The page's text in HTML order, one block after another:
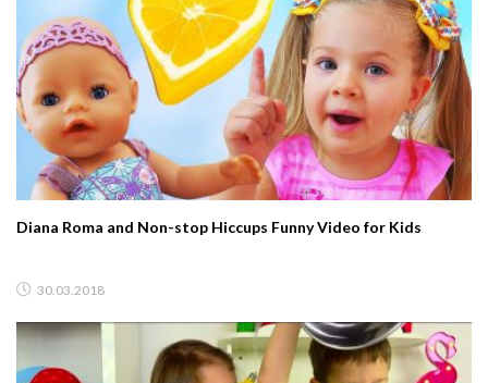
Diana Roma and Non-stop Hiccups Funny Video for Kids
30.03.2018